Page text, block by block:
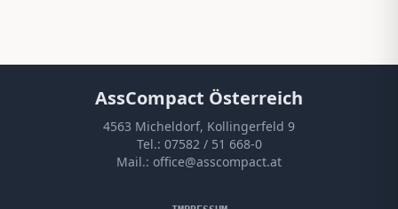
AssCompact Österreich
4563 Micheldorf, Kollingerfeld 9
Tel.: 07582 / 51 668-0
Mail.: office@asscompact.at